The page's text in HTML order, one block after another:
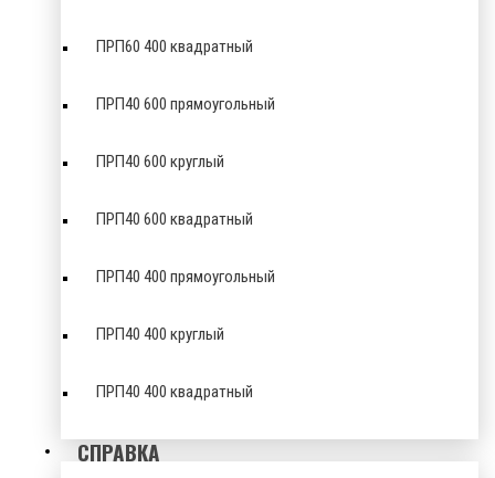
ПРП60 400 квадратный
ПРП40 600 прямоугольный
ПРП40 600 круглый
ПРП40 600 квадратный
ПРП40 400 прямоугольный
ПРП40 400 круглый
ПРП40 400 квадратный
СПРАВКА